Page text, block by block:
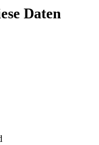
Daten